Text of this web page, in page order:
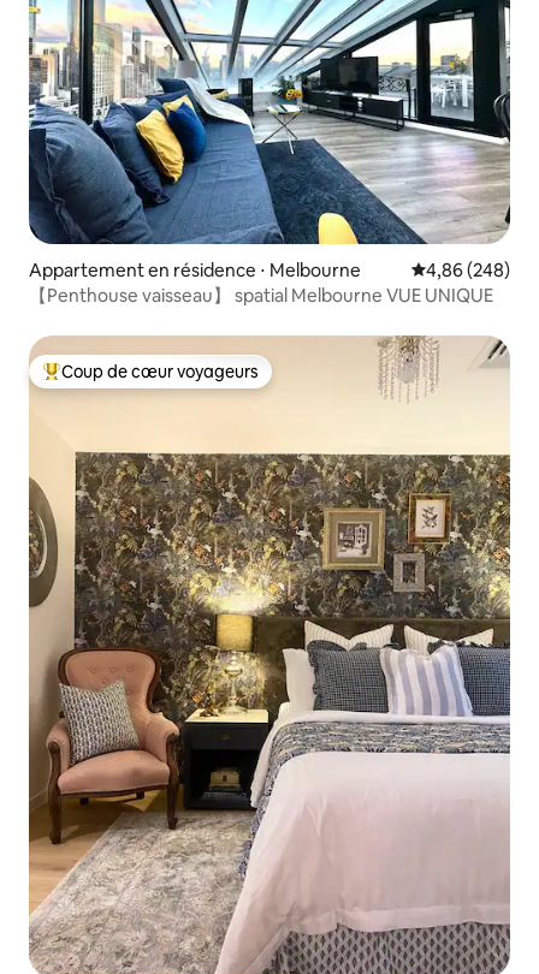
Appartement en résidence ⋅ Melbourne Évaluation
4,86 (248)
【Penthouse vaisseau】 spatial Melbourne VUE UNIQUE
Coups de cœur voyageurs les plus appréciés
Coup de cœur voyageurs